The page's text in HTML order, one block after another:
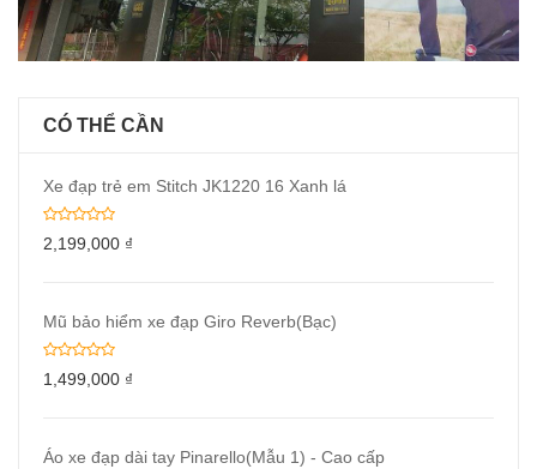
CÓ THỂ CẦN
Xe đạp trẻ em Stitch JK1220 16 Xanh lá
2,199,000 ₫
Mũ bảo hiểm xe đạp Giro Reverb(Bạc)
1,499,000 ₫
Áo xe đạp dài tay Pinarello(Mẫu 1) - Cao cấp